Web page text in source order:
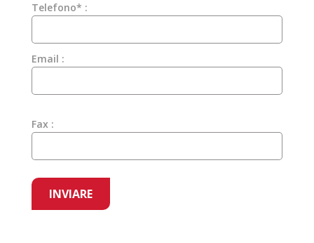
Telefono* :
Email :
Fax :